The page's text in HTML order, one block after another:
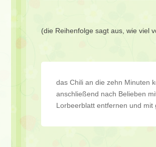
(die Reihenfolge sagt aus, wie viel
das Chili an die zehn Minuten
anschließend nach Belieben
Lorbeerblatt entfernen und